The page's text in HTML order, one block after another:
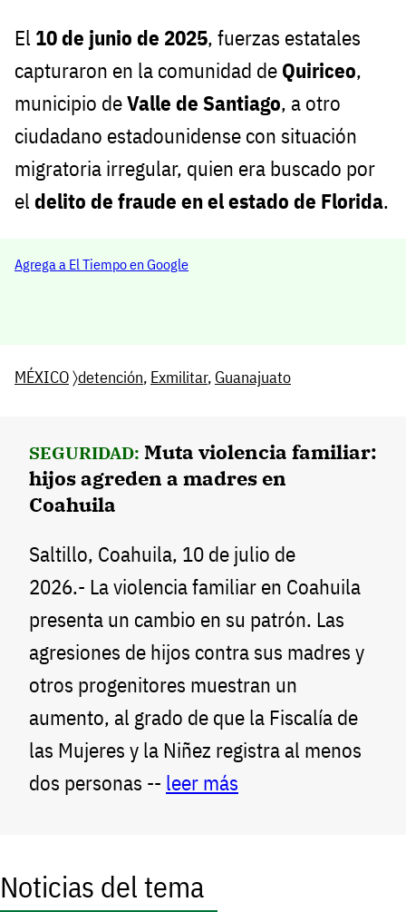
El 10 de junio de 2025, fuerzas estatales
capturaron en la comunidad de Quiriceo,
municipio deValle de Santiago, a otro
ciudadano estadounidense con situación
migratoria irregular, quien era buscado por
el delito de fraude en el estado de Florida.
Agrega a El Tiempo en Google
MÉXICO〉detención, Exmilitar, Guanajuato
SEGURIDAD: Muta violencia familiar:
hijos agreden a madres en
Coahuila
Saltillo, Coahuila, 10 de julio de
2026.- La violencia familiar en Coahuila
presenta un cambio en su patrón. Las
agresiones de hijos contra sus madres y
otros progenitores muestran un
aumento, al grado de que la Fiscalía de
las Mujeres y la Niñez registra al menos
dos personas -- leer más
Noticias del tema